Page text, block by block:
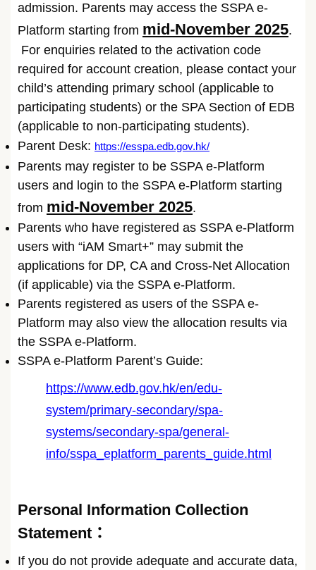
admission. Parents may access the SSPA e-
Platform starting from mid-November 2025.
For enquiries related to the activation code
required for account creation, please contact your
child’s attending primary school (applicable to
participating students) or the SPA Section of EDB
(applicable to non-participating students).
Parent Desk: https://esspa.edb.gov.hk/
Parents may register to be SSPA e-Platform
users and login to the SSPA e-Platform starting
from mid-November 2025.
Parents who have registered as SSPA e-Platform
users with “iAM Smart+” may submit the
applications for DP, CA and Cross-Net Allocation
(if applicable) via the SSPA e-Platform.
Parents registered as users of the SSPA e-
Platform may also view the allocation results via
the SSPA e-Platform.
SSPA e-Platform Parent’s Guide:
https://www.edb.gov.hk/en/edu-
system/primary-secondary/spa-
systems/secondary-spa/general-
info/sspa_eplatform_parents_guide.html
Personal Information Collection
Statement：
If you do not provide adequate and accurate data,